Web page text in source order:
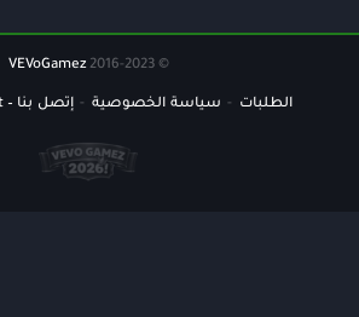
© 2016-2023
VEVoGamez
الطلبات سياسة الخصوصية إتصل بنا – Contact